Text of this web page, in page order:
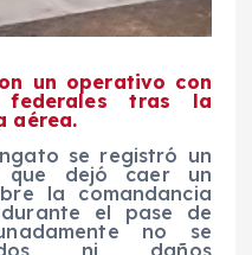
un operativo con
tras la
aérea.
se registró un
dejó caer un
la comandancia
el pase de
no se